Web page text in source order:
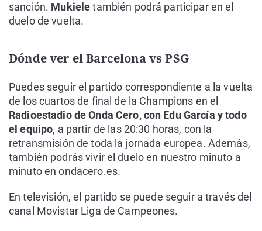
sanción. Mukieletambién podrá participar en el
duelo de vuelta.
Dónde ver el Barcelona vs PSG
Puedes seguir el partido correspondiente a la vuelta
de los cuartos de final de la Champions en el
Radioestadio de Onda Cero, con Edu García y todo
el equipo, a partir de las 20:30 horas, con la
retransmisión de toda la jornada europea. Además,
también podrás vivir el duelo en nuestro minuto a
minuto en ondacero.es.
En televisión, el partido se puede seguir a través del
canal Movistar Liga de Campeones.